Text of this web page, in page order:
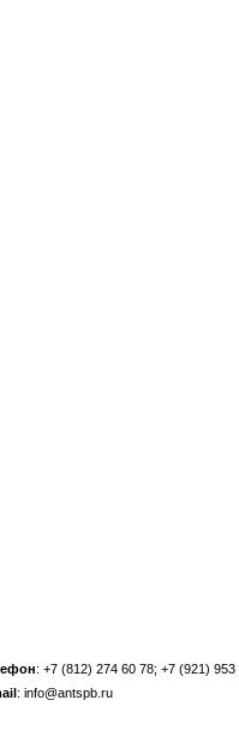
: +7 (812) 274 60 78; +7 (921) 953
: info@antspb.ru